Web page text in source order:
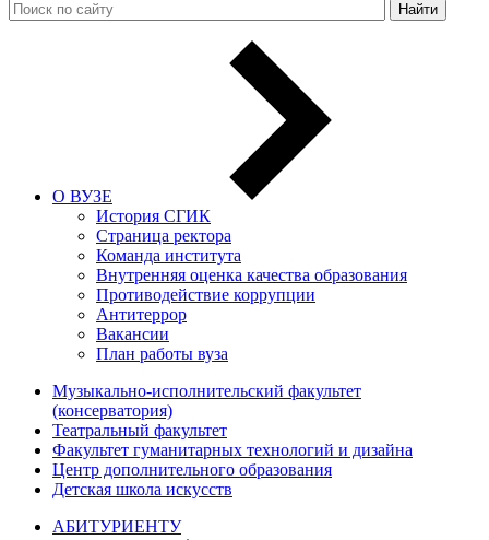
Найти
О ВУЗЕ
История СГИК
Страница ректора
Команда института
Внутренняя оценка качества образования
Противодействие коррупции
Антитеррор
Вакансии
План работы вуза
Музыкально-исполнительский факультет
(консерватория)
Театральный факультет
Факультет гуманитарных технологий и дизайна
Центр дополнительного образования
Детская школа искусств
АБИТУРИЕНТУ